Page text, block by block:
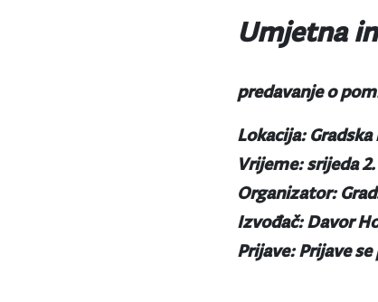
Umjetna
predavanje o
Lokacija:
Vrijeme: srijeda
Organizator:
Izvođač: Davor
Prijave: Prijave